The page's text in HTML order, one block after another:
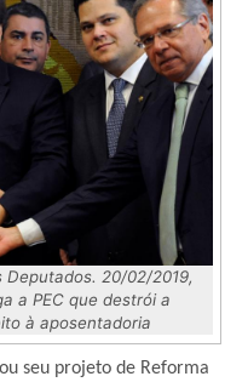
20/02/2019,
a PEC que destrói a
à aposentadoria
seu projeto de Reforma